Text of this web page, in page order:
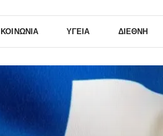
ΚΟΙΝΩΝΊΑ ΥΓΕΊΑ ΔΙΕΘΝΉ